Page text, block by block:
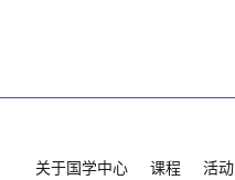
关于国学中心 课程 活动